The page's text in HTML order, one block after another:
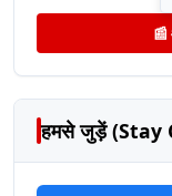
📰
हमसे जुड़ें (Stay